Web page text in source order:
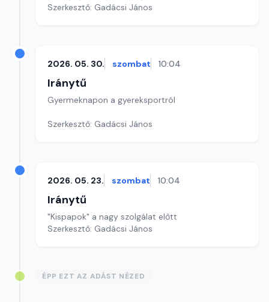
Szerkesztő: Gadácsi János
2026. 05. 30. szombat 10:04
Iránytű
Gyermeknapon a gyereksportról
Szerkesztő: Gadácsi János
2026. 05. 23. szombat 10:04
Iránytű
"Kispapok" a nagy szolgálat előtt
Szerkesztő: Gadácsi János
ÉPP EZT AZ ADÁST NÉZED